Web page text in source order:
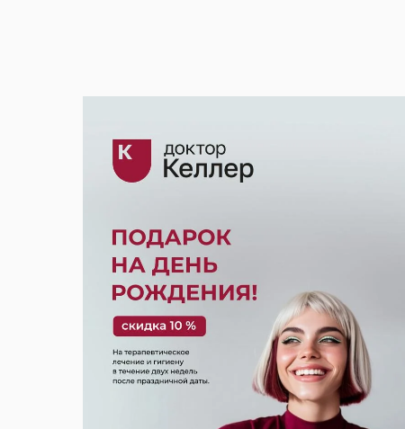
по отдельному решению клиники.
* Не суммируется с дуругими
акциями, скидками и специальными
предложениями.
Акция действует в период с
1.08.2026г по 15.08.2026г.